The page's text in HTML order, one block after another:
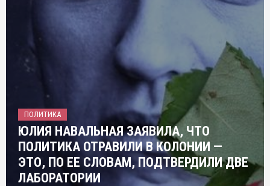
ПОЛИТИКА
ЮЛИЯ НАВАЛЬНАЯ ЗАЯВИЛА, ЧТО
ПОЛИТИКА ОТРАВИЛИ В КОЛОНИИ —
ЭТО, ПО ЕЕ СЛОВАМ, ПОДТВЕРДИЛИ ДВЕ
ЛАБОРАТОРИИ